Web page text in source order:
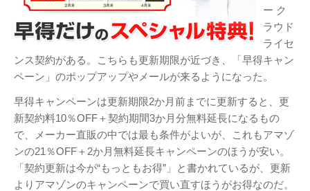
ー ク
ラウド
ライセ
ンス契約がある。こちらも更新期限が近づき、「早得キャン
ペーン」のポップアップやメールが来るようになった。
早得キャンペーンは更新期限2か月前までに更新すると、更
新契約料10％OFF＋契約期間3か月分無料延長になるもの
で、メーカー直販の中では最も条件がよいが、これもアマゾ
ンの21％OFF＋2か月無料延長キャンペーンのほうが安い。
「契約更新は今が“もっともお得”」と書かれているが、更新
よりアマゾンのキャンペーンで買い直すほうがお得なのだ。